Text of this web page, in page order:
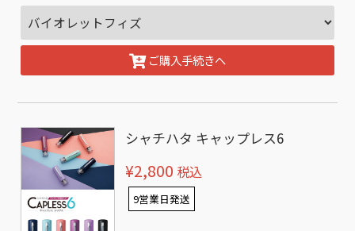
ご購入手続きへ
シャチハタ キャップレス6
¥2,800 税込
9営業日発送